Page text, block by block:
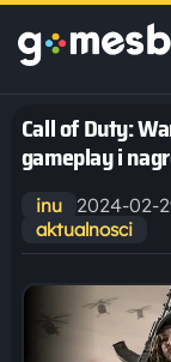
Call of Duty:
gameplay i
inu 2024-02-
aktualnosci